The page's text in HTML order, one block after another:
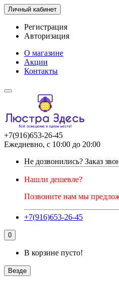
Личный кабинет
Регистрация
Авторизация
О магазине
Акции
Контакты
+7(916)653-26-45
Ежедневно, с 10:00 до 20:00
Не дозвонились? Заказ
Нашли дешевле?
Позвоните нам мы
+7(916)653-26-45
0
В корзине пусто!
Везде